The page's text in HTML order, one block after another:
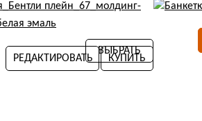
ВЫБРАТЬ
КУПИТЬ
РЕДАКТИРОВАТЬ